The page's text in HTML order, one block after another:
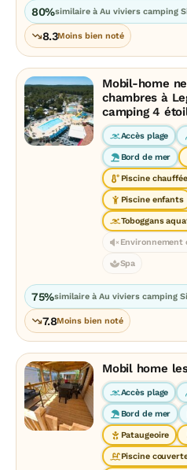
80%similaire à Au viviers camping
8.3Moins bien noté
Mobil-home
chambres à
camping 4
Accès plage
Bord de mer
Piscine chauffée
Piscine enfants
Toboggans
Environnement
Spa
75%similaire à Au viviers camping
7.8Moins bien noté
Mobil home
Accès plage
Bord de mer
Pataugeoire
Piscine